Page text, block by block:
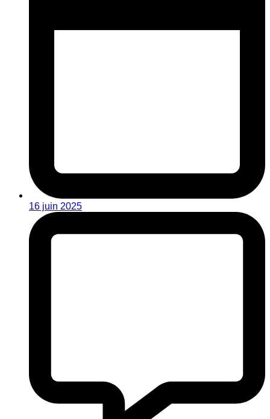
16 juin 2025